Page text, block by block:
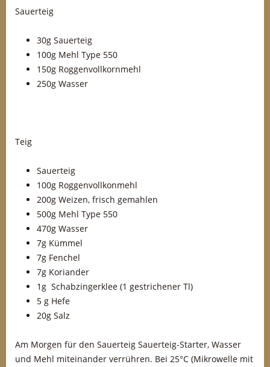
Sauerteig
30g Sauerteig
100g Mehl Type 550
150g Roggenvollkornmehl
250g Wasser
Teig
Sauerteig
100g Roggenvollkonmehl
200g Weizen, frisch gemahlen
500g Mehl Type 550
470g Wasser
7g Kümmel
7g Fenchel
7g Koriander
1g Schabzingerklee (1 gestrichener Tl)
5 g Hefe
20g Salz
Am Morgen für den Sauerteig Sauerteig-Starter, Wasser
und Mehl miteinander verrühren. Bei 25°C (Mikrowelle mit